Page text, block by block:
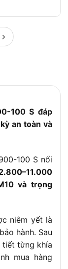
điều chỉnh ở
nhôm
hoạt
100 S đáp
an toàn và
100 S nổi
và trọng
niêm yết là
hành. Sau
tiết từng khía
mua hàng